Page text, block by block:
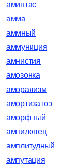
аминтас
амма
аммный
аммуниция
амнистия
амозонка
аморализм
амортизатор
аморфный
ампиловец
амплитудный
ампутация